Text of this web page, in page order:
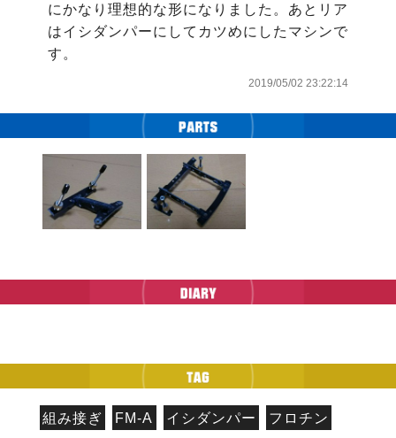
にかなり理想的な形になりました。あとリア
はイシダンパーにしてカツめにしたマシンで
す。
2019/05/02 23:22:14
組み接ぎ FM-A イシダンパー フロチン